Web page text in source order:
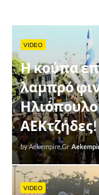
VIDEO
Η κούπα
λαμπρό
Ηλιόπουλο
ΑΕΚτζήδες!
by Aekempire.Gr
VIDEO